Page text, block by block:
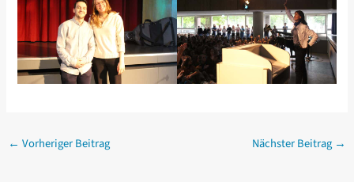
← Vorheriger Beitrag Nächster Beitrag →